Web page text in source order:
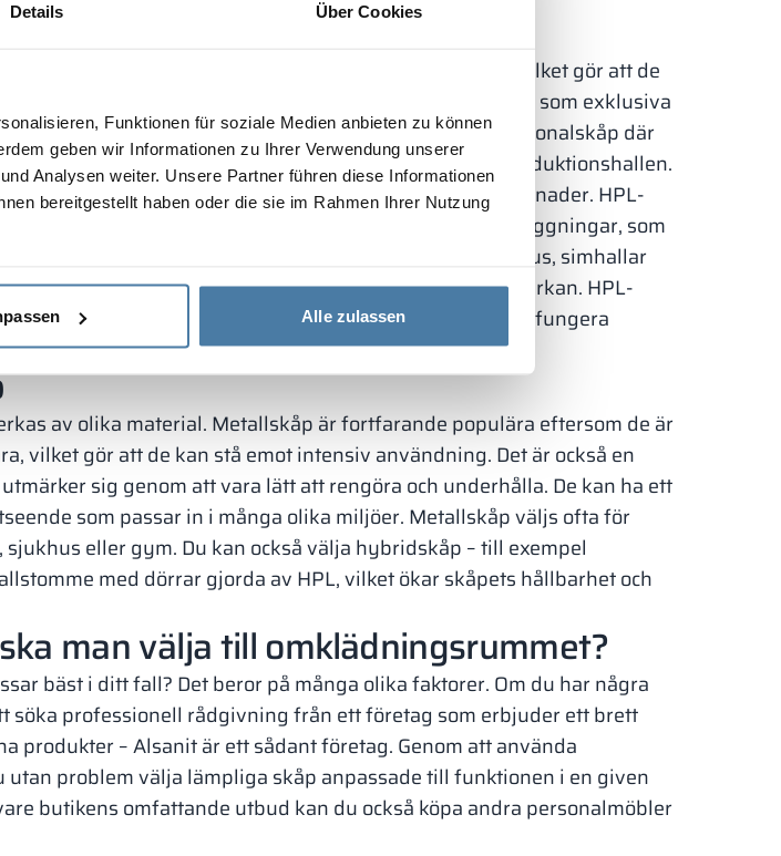
Details Über Cookies
Funktionen für soziale Medien anbieten zu können
geben wir Informationen zu Ihrer Verwendung unserer
Analysen weiter. Unsere Partner führen diese Informationen
bereitgestellt haben oder die sie im Rahmen Ihrer Nutzung
Alle zulassen
och finns dessutom i olika färger och ytbehandlingar, vilket gör att de
till inredningen i alla miljöer. För eleganta anläggningar som exklusiva
välja premiumprodukter. De är snyggare än typiska personalskåp där
tillhörigheter och ytterkläder innan man går in i produktionshallen.
överväga effektfulla HPL-skåp för kontors- och skolbyggnader. HPL-
och lätta att hålla rena. När det gäller skåp för sportanläggningar, som
måste man ta hänsyn till andra faktorer. För badhus, simhallar
det främst skåpens motståndskraft mot skadlig fuktpåverkan. HPL-
mot mekaniska skador och fukt, kommer att fungera
fall.
av olika material. Metallskåp är fortfarande populära eftersom de är
vilket gör att de kan stå emot intensiv användning. Det är också en
sig genom att vara lätt att rengöra och underhålla. De kan ha ett
som passar in i många olika miljöer. Metallskåp väljs ofta för
sjukhus eller gym. Du kan också välja hybridskåp – till exempel
med dörrar gjorda av HPL, vilket ökar skåpets hållbarhet och
man välja till omklädningsrummet?
bäst i ditt fall? Det beror på många olika faktorer. Om du har några
söka professionell rådgivning från ett företag som erbjuder ett brett
produkter – Alsanit är ett sådant företag. Genom att använda
utan problem välja lämpliga skåp anpassade till funktionen i en given
butikens omfattande utbud kan du också köpa andra personalmöbler